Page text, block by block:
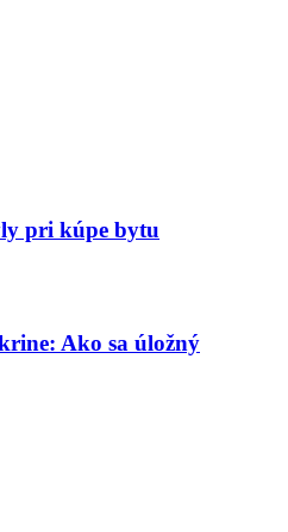
pri kúpe bytu
Ako sa úložný